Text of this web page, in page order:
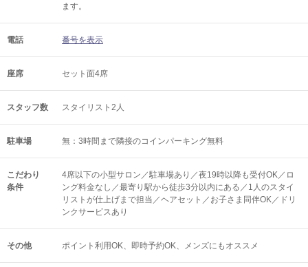
ます。
電話 番号を表示
座席 セット面4席
スタッフ数 スタイリスト2人
駐車場 無：3時間まで隣接のコインパーキング無料
こだわり
条件
4席以下の小型サロン／駐車場あり／夜19時以降も受付OK／ロ
ング料金なし／最寄り駅から徒歩3分以内にある／1人のスタイ
リストが仕上げまで担当／ヘアセット／お子さま同伴OK／ドリ
ンクサービスあり
その他 ポイント利用OK 即時予約OK メンズにもオススメ